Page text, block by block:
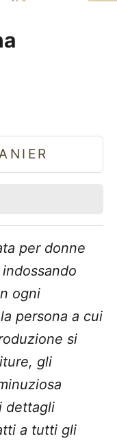
per donne
ogni
persona a cui
si
gli
dettagli
a tutti gli